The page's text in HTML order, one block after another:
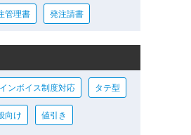
管理書 発注請書
インボイス制度対応 タテ型
向け 値引き